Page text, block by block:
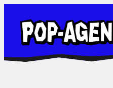
naar
inhoud